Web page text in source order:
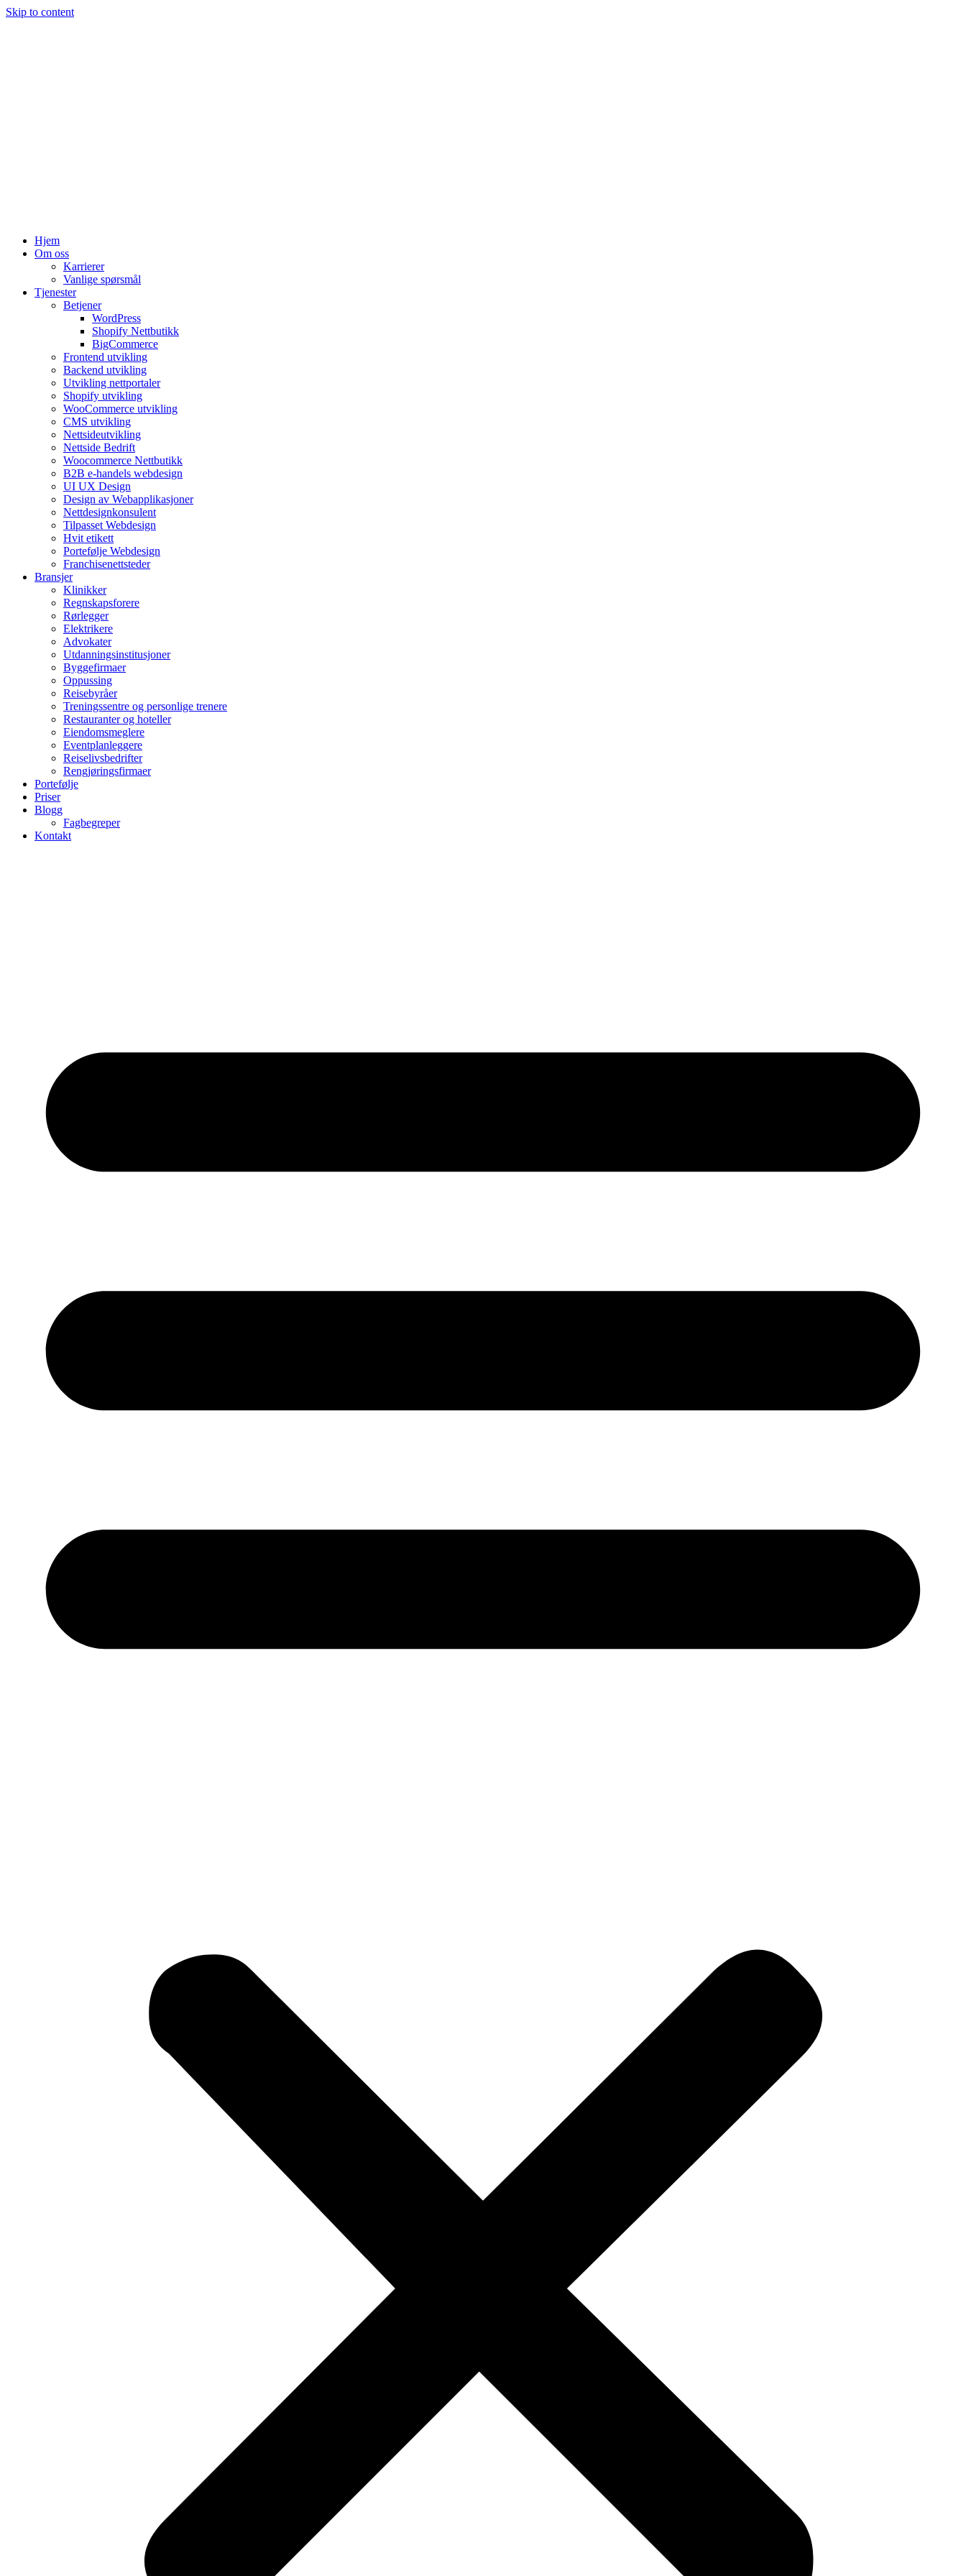
Skip to content
Hjem
Om oss
Karrierer
Vanlige spørsmål
Tjenester
Betjener
WordPress
Shopify Nettbutikk
BigCommerce
Frontend utvikling
Backend utvikling
Utvikling nettportaler
Shopify utvikling
WooCommerce utvikling
CMS utvikling
Nettsideutvikling
Nettside Bedrift
Woocommerce Nettbutikk
B2B e-handels webdesign
UI UX Design
Design av Webapplikasjoner
Nettdesignkonsulent
Tilpasset Webdesign
Hvit etikett
Portefølje Webdesign
Franchisenettsteder
Bransjer
Klinikker
Regnskapsforere
Rørlegger
Elektrikere
Advokater
Utdanningsinstitusjoner
Byggefirmaer
Oppussing
Reisebyråer
Treningssentre og personlige trenere
Restauranter og hoteller
Eiendomsmeglere
Eventplanleggere
Reiselivsbedrifter
Rengjøringsfirmaer
Portefølje
Priser
Blogg
Fagbegreper
Kontakt